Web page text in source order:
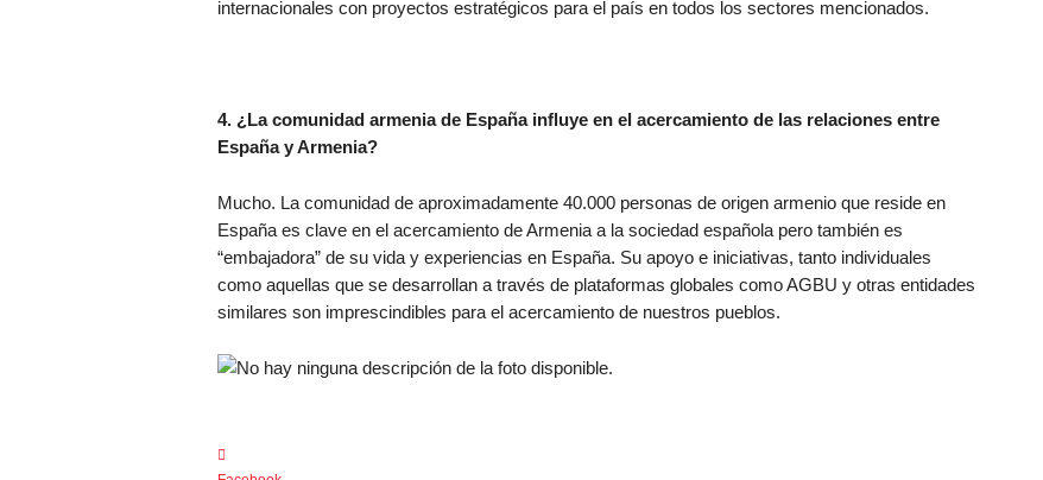
internacionales con proyectos estratégicos para el país en todos los sectores mencionados.
4. ¿La comunidad armenia de España influye en el acercamiento de las relaciones entre
España y Armenia?
Mucho. La comunidad de aproximadamente 40.000 personas de origen armenio que reside en
España es clave en el acercamiento de Armenia a la sociedad española pero también es
“embajadora” de su vida y experiencias en España. Su apoyo e iniciativas, tanto individuales
como aquellas que se desarrollan a través de plataformas globales como AGBU y otras entidades
similares son imprescindibles para el acercamiento de nuestros pueblos.